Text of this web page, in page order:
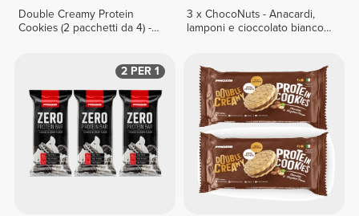
Double Creamy Protein
Cookies (2 pacchetti da 4) -
3 x ChocoNuts - Anacardi,
lamponi e cioccolato bianco
2 PER 1